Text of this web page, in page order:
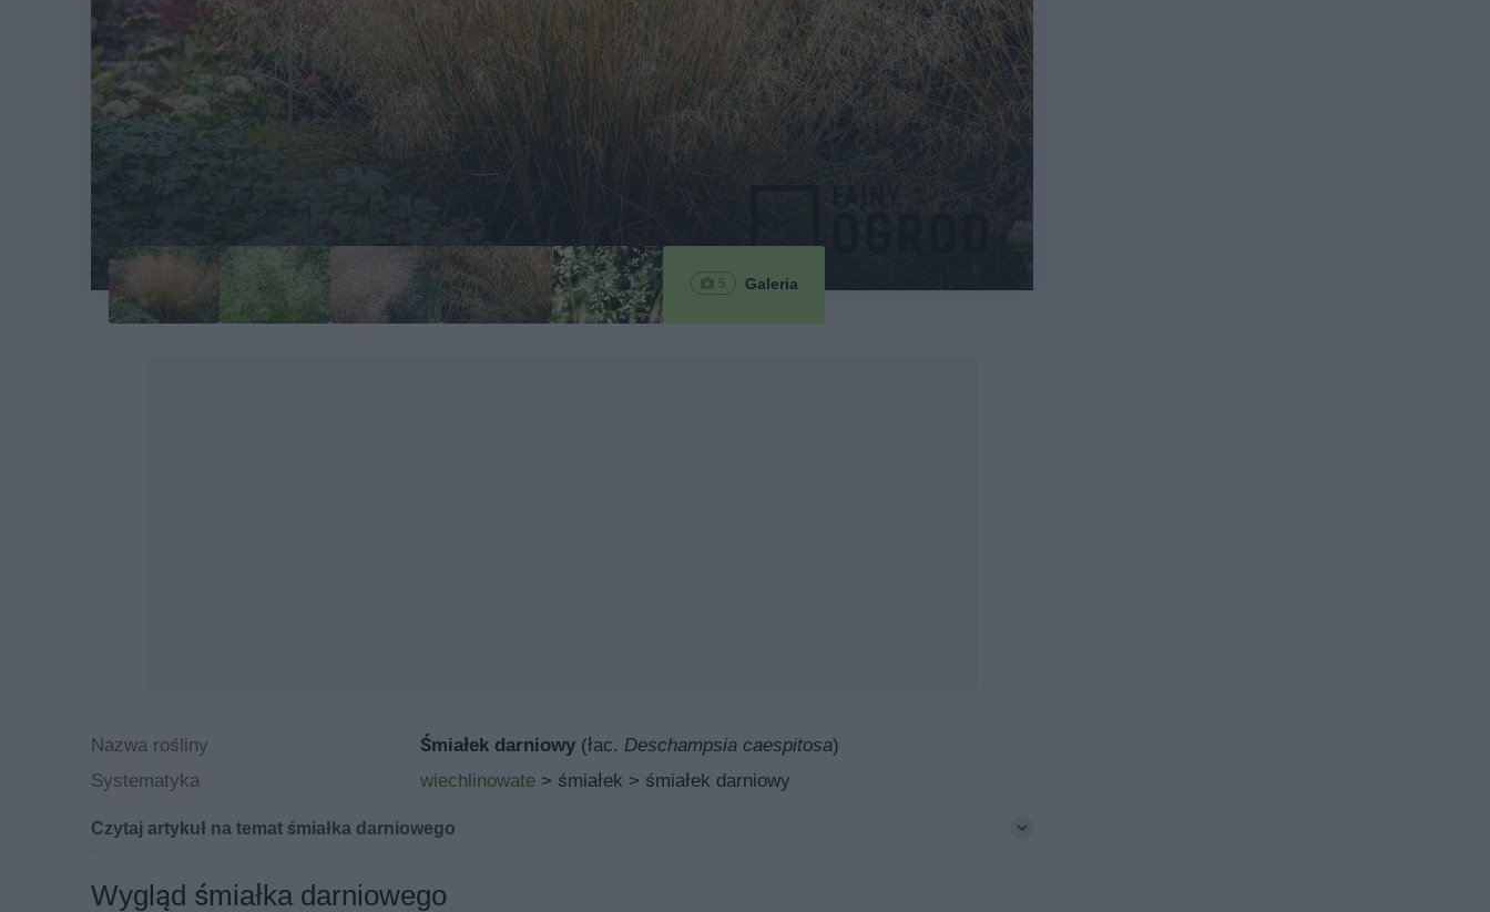
5 Galeria
Nazwa rośliny Śmiałek darniowy(łac. Deschampsia caespitosa)
Systematyka
wiechlinowate> śmiałek > śmiałek darniowy
Czytaj artykuł na temat śmiałka darniowego
Śmiałek darniowy - opis, wymagania, sadzenie,
Wygląd śmiałka darniowego